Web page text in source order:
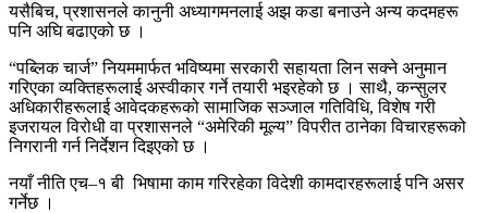
यसैबिच, प्रशासनले कानुनी अध्यागमनलाई अझ कडा बनाउने अन्य कदमहरू
पनि अघि बढाएको छ ।
“पब्लिक चार्ज” नियममार्फत भविष्यमा सरकारी सहायता लिन सक्ने अनुमान
गरिएका व्यक्तिहरूलाई अस्वीकार गर्ने तयारी भइरहेको छ । साथै, कन्सुलर
अधिकारीहरूलाई आवेदकहरूको सामाजिक सञ्जाल गतिविधि, विशेष गरी
इजरायल विरोधी वा प्रशासनले “अमेरिकी मूल्य” विपरीत ठानेका विचारहरूको
निगरानी गर्न निर्देशन दिइएको छ ।
नयाँ नीति एच–१ बी भिषामा काम गरिरहेका विदेशी कामदारहरूलाई पनि असर
गर्नेछ ।